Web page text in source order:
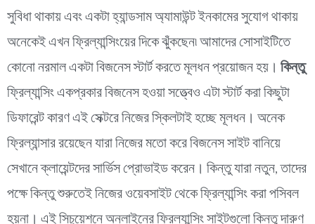
সুবিধা থাকায় এবং একটা হ্যান্ডসাম অ্যামাউন্ট ইনকামের সুযোগ থাকায়
অনেকেই এখন ফ্রিল্যান্সিংয়ের দিকে ঝুঁকছেন৷ আমাদের সোসাইটিতে
কোনো নরমাল একটা বিজনেস স্টার্ট কর‍তে মূলধন প্রয়োজন হয়। কিন্তু
ফ্রিল্যান্সিং একপ্রকার বিজনেস হওয়া সত্ত্বেও এটা স্টার্ট করা কিছুটা
ডিফারেন্ট কারণ এই সেক্টরে নিজের স্কিলটাই হচ্ছে মূলধন। অনেক
ফ্রিল্যান্সার রয়েছেন যারা নিজের মতো করে বিজনেস সাইট বানিয়ে
সেখানে ক্লায়েন্টদের সার্ভিস প্রোভাইড করেন। কিন্তু যারা নতুন, তাদের
পক্ষে কিন্তু শুরুতেই নিজের ওয়েবসাইট থেকে ফ্রিল্যান্সিং করা পসিবল
হয়না। এই সিচুয়েশনে অনলাইনের ফ্রিল্যান্সিং সাইটগুলো কিন্তু দারুণ